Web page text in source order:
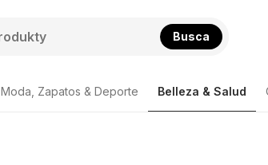
Busca
Moda, Zapatos & Deporte Belleza & Salud